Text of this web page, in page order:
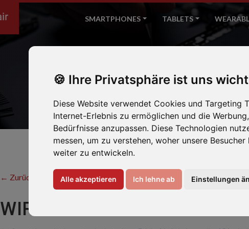
Ihre Privatsphäre ist uns
Diese Website verwendet Cookies und Targeting
Internet-Erlebnis zu ermöglichen und die
Bedürfnisse anzupassen. Diese Technologien
messen, um zu verstehen, woher unsere
weiter zu entwickeln.
Alle akzeptieren Ich lehne ab Einstellungen
SMARTPHONES TABLETS
← Zurück zum Hersteller
WIR REPARIEREN IHR CAT